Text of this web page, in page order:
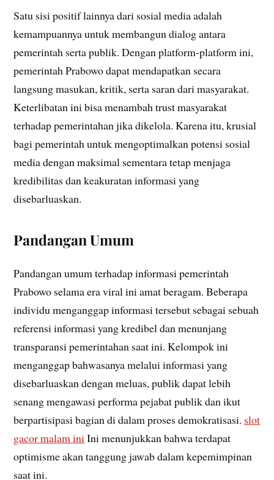
Satu sisi positif lainnya dari sosial media adalah
kemampuannya untuk membangun dialog antara
pemerintah serta publik. Dengan platform-platform ini,
pemerintah Prabowo dapat mendapatkan secara
langsung masukan, kritik, serta saran dari masyarakat.
Keterlibatan ini bisa menambah trust masyarakat
terhadap pemerintahan jika dikelola. Karena itu, krusial
bagi pemerintah untuk mengoptimalkan potensi sosial
media dengan maksimal sementara tetap menjaga
kredibilitas dan keakuratan informasi yang
disebarluaskan.
Pandangan Umum
Pandangan umum terhadap informasi pemerintah
Prabowo selama era viral ini amat beragam. Beberapa
individu menganggap informasi tersebut sebagai sebuah
referensi informasi yang kredibel dan menunjang
transparansi pemerintahan saat ini. Kelompok ini
menganggap bahwasanya melalui informasi yang
disebarluaskan dengan meluas, publik dapat lebih
senang mengawasi performa pejabat publik dan ikut
berpartisipasi bagian di dalam proses demokratisasi. slot
gacor malam iniIni menunjukkan bahwa terdapat
optimisme akan tanggung jawab dalam kepemimpinan
saat ini.